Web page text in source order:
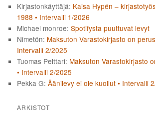
Kirjastonkäyttäjä: Kaisa Hypén –
1988 • Intervalli 1/2026
Michael monroe:Spotifysta puuttuvat levyt
Nimetön: Maksuton Varastokirjasto on
Intervalli 2/2025
Tuomas Pelttari: Maksuton Varastokirjasto
• Intervalli 2/2025
Pekka G:Äänilevy ei ole kuollut • Intervalli
ARKISTOT